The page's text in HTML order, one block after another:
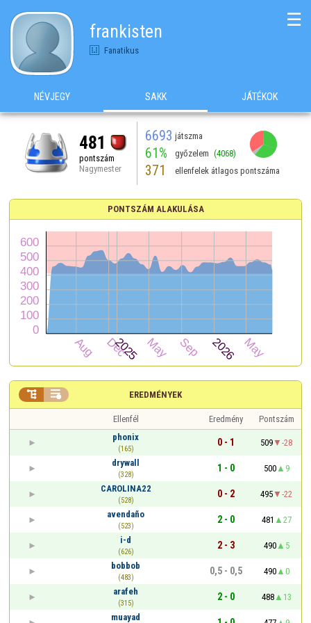
frankisten
Fanatikus
☰
NÉVJEGY SAKK JÁTÉKOK
481
pontszám
Nagymester
6693 játszma
61% győzelem (4068)
371 ellenfelek átlagos pontszáma
PONTSZÁM ALAKULÁSA
EREDMÉNYEK
 
Ellenfél Eredmény
Pontszám
phonix
(165)
0 - 1 509
-28
drywall
(328)
1 - 0 500
9
CAROLINA22
(528)
0 - 2 495
-22
avendaño
(523)
2 - 0 481
27
i-d
(626)
2 - 3 490
5
bobbob
(483)
0,5 - 0,5 490
0
arafeh
(315)
2 - 0 488
13
muayad